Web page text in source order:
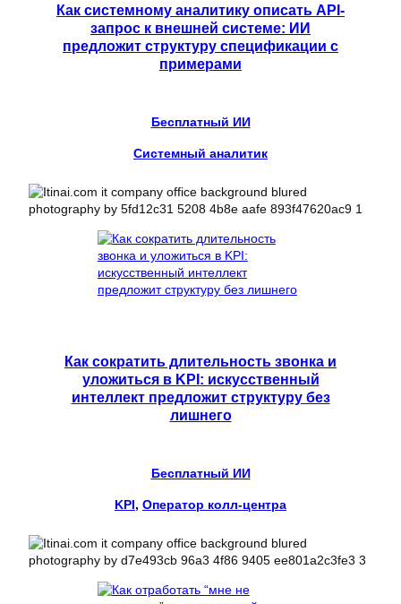
Как системному аналитику описать API-
запрос к внешней системе: ИИ
предложит структуру спецификации с
примерами
Бесплатный ИИ
Системный аналитик
Как сократить длительность звонка и
уложиться в KPI: искусственный
интеллект предложит структуру без
лишнего
Бесплатный ИИ
KPI, Оператор колл-центра